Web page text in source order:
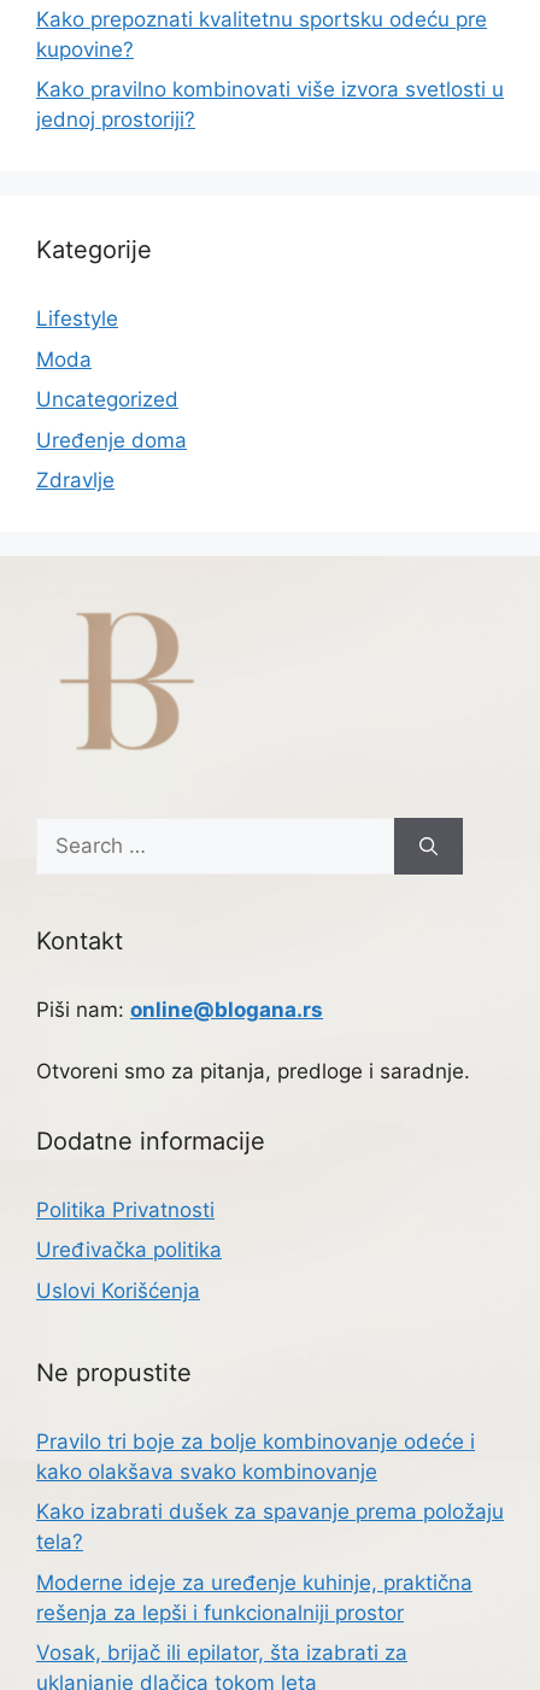
Kako prepoznati kvalitetnu sportsku odeću pre
kupovine?
Kako pravilno kombinovati više izvora svetlosti u
jednoj prostoriji?
Kategorije
Lifestyle
Moda
Uncategorized
Uređenje doma
Zdravlje
Search
for:
Kontakt
Piši nam: online@blogana.rs
Otvoreni smo za pitanja, predloge i saradnje.
Dodatne informacije
Politika Privatnosti
Uređivačka politika
Uslovi Korišćenja
Ne propustite
Pravilo tri boje za bolje kombinovanje odeće i
kako olakšava svako kombinovanje
Kako izabrati dušek za spavanje prema položaju
tela?
Moderne ideje za uređenje kuhinje, praktična
rešenja za lepši i funkcionalniji prostor
Vosak, brijač ili epilator, šta izabrati za
uklanjanje dlačica tokom leta